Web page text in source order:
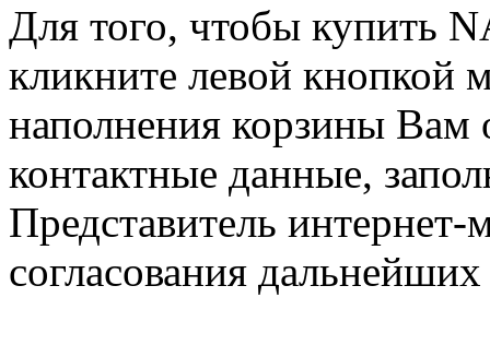
Для того, чтобы купить
кликните левой
наполнения корзины Вам
контактные данные,
Представитель
согласования